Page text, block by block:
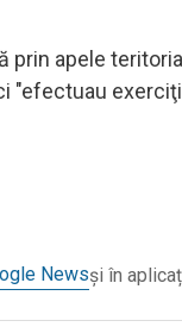
apele
"efectuau
Newsși în